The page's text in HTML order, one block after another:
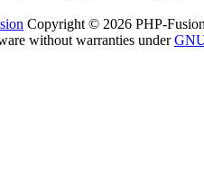
Copyright © 2026 PHP-
without warranties under